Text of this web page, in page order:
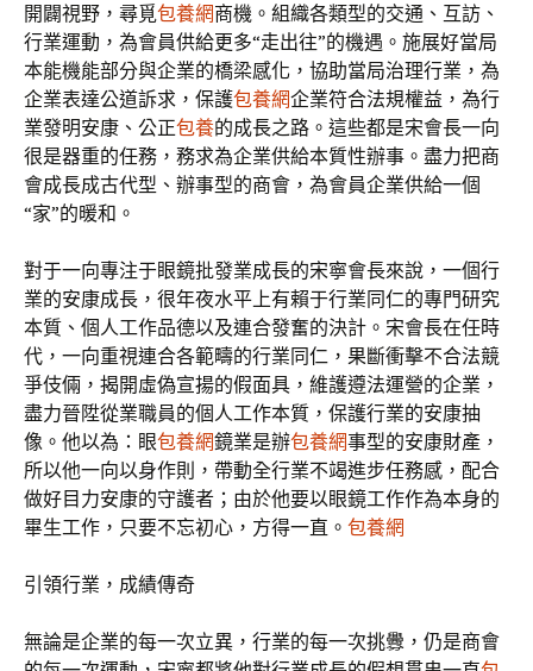
開闢視野，尋覓包養網商機。組織各類型的交通、互訪、
行業運動，為會員供給更多“走出往”的機遇。施展好當局
本能機能部分與企業的橋梁感化，協助當局治理行業，為
企業表達公道訴求，保護包養網企業符合法規權益，為行
業發明安康、公正包養的成長之路。這些都是宋會長一向
很是器重的任務，務求為企業供給本質性辦事。盡力把商
會成長成古代型、辦事型的商會，為會員企業供給一個
“家”的暖和。
對于一向專注于眼鏡批發業成長的宋寧會長來說，一個行
業的安康成長，很年夜水平上有賴于行業同仁的專門研究
本質、個人工作品德以及連合發奮的決計。宋會長在任時
代，一向重視連合各範疇的行業同仁，果斷衝擊不合法競
爭伎倆，揭開虛偽宣揚的假面具，維護遵法運營的企業，
盡力晉陞從業職員的個人工作本質，保護行業的安康抽
像。他以為：眼包養網鏡業是辦包養網事型的安康財產，
所以他一向以身作則，帶動全行業不竭進步任務感，配合
做好目力安康的守護者；由於他要以眼鏡工作作為本身的
畢生工作，只要不忘初心，方得一直。 包養網
引領行業，成績傳奇
無論是企業的每一次立異，行業的每一次挑釁，仍是商會